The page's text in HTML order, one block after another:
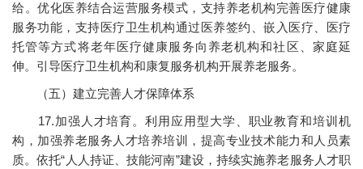
给。优化医养结合运营服务模式，支持养老机构完善医疗健康
服务功能，支持医疗卫生机构通过医养签约、嵌入医疗、医疗
托管等方式将老年医疗健康服务向养老机构和社区、家庭延
伸。引导医疗卫生机构和康复服务机构开展养老服务。
（五）建立完善人才保障体系
17.加强人才培育。利用应用型大学、职业教育和培训机
构，加强养老服务人才培养培训，提高专业技术能力和人员素
质。依托“人人持证、技能河南”建设，持续实施养老服务人才职